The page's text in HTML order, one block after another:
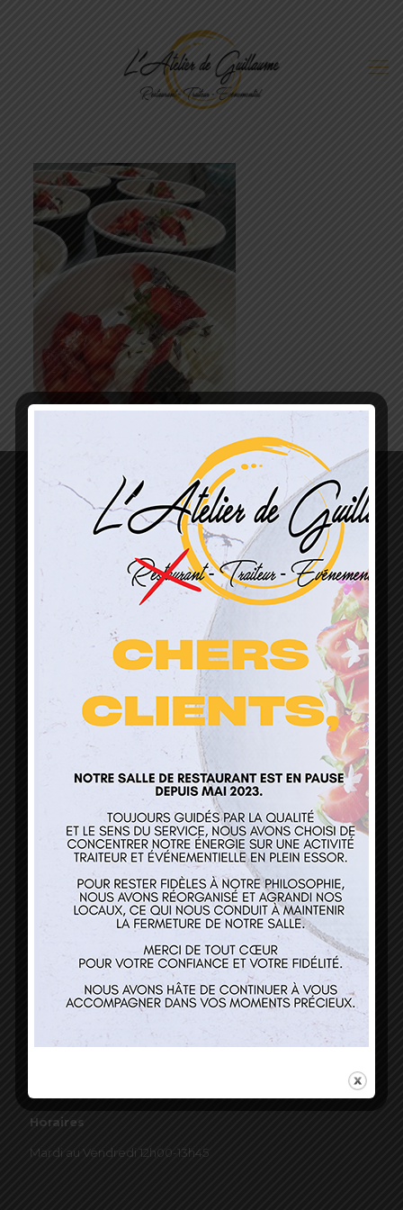
L’Atelier de Guillaume
1 Lieu Dit Sur Les Prés
68160 Sainte Marie Aux Mines
contact@atelierdeguillaume.fr
Nos services
Restaurant
Contact
Horaires
Mardi au Vendredi 12h00-13h45